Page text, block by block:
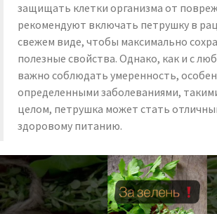
защищать клетки организма от
рекомендуют включать петрушку в
свежем виде, чтобы максимально
полезные свойства. Однако, как и с
важно соблюдать умеренность,
определенными заболеваниями,
целом, петрушка может стать
здоровому питанию.